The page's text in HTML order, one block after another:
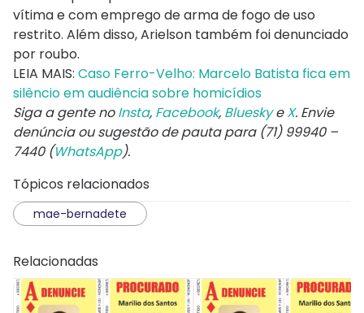
vítima e com emprego de arma de fogo de uso
restrito. Além disso, Arielson também foi denunciado
por roubo.
LEIA MAIS: Caso Ferro-Velho: Marcelo Batista fica em
silêncio em audiência sobre homicídios
Siga a gente noInsta, Facebook, BlueskyeX. Envie
denúncia ou sugestão de pauta para (71) 99940 –
7440 (WhatsApp).
Tópicos relacionados
mae-bernadete
Relacionadas